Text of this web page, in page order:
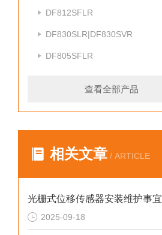
DF812SFLR
DF830SLR|DF830SVR
DF805SFLR
查看全部产品
相关文章 / ARTICLE
光栅式位移传感器安装维护事宜
2025-09-18